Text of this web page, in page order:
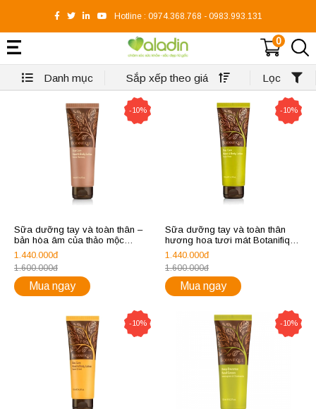
Hotline : 0974.368.768 - 0983.993.131
0
Danh mục Sắp xếp theo giá Lọc
-10%
Sữa dưỡng tay và toàn thân –
bản hòa âm của thảo mộc
Botanifique Duo Care Hand &
Body Lotion Berbal Harmony
1.440.000đ
1.600.000đ
Mua ngay
-10%
Sữa dưỡng tay và toàn thân
hương hoa tươi mát Botanifique
Duo Care Hand & Body Lotion
Fresh Flora
1.440.000đ
1.600.000đ
Mua ngay
-10% -10%